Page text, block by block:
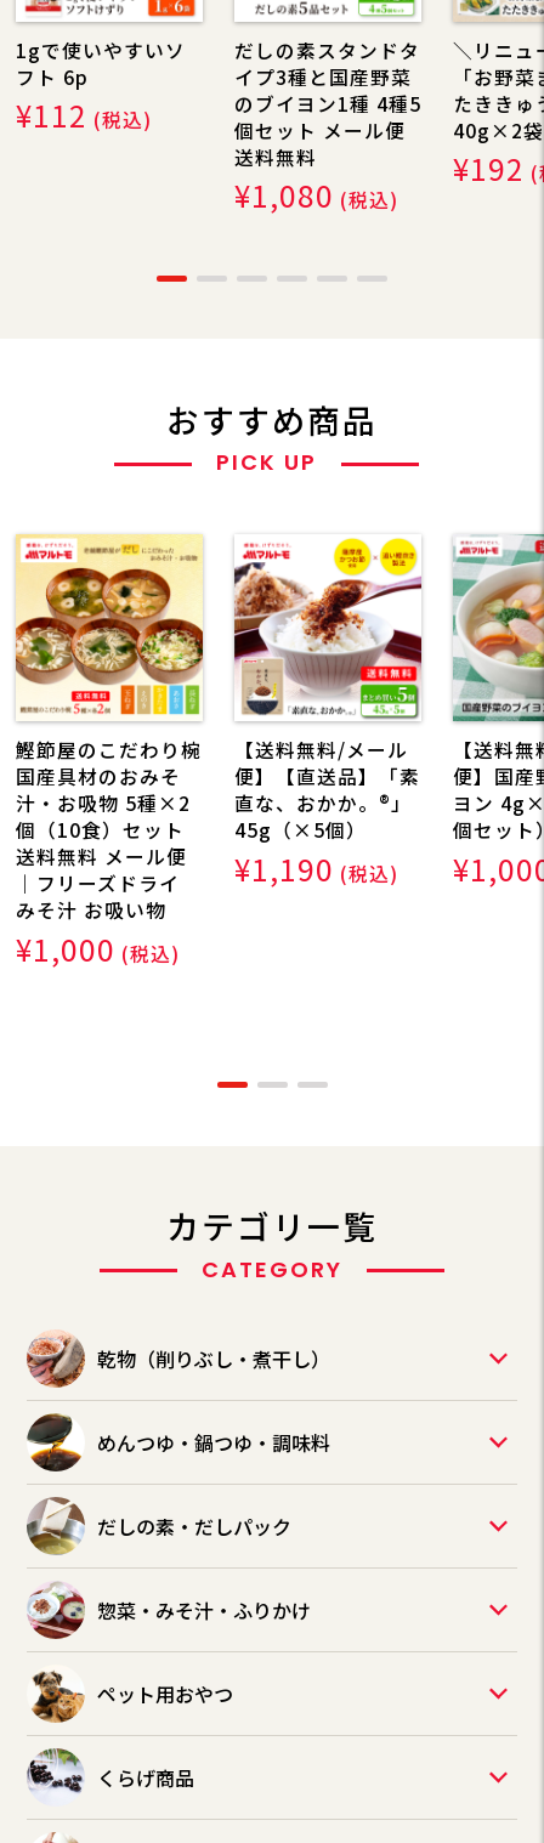
1gで使いやすいソ
フト 6p
¥112 (税込)
だしの素スタンドタ
イプ3種と国産野菜
のブイヨン1種 4種5
個セット メール便
送料無料
¥1,080 (税込)
＼リニュ
「お野
たききゅ
40g×2袋
¥192 (
おすすめ商品
PICK UP
鰹節屋のこだわり椀
国産具材のおみそ
汁・お吸物 5種×2
個（10食）セット
送料無料 メール便
｜フリーズドライ
みそ汁 お吸い物
¥1,000 (税込)
【送料無料/メール
便】【直送品】「素
直な、おかか。®」
45g（×5個）
¥1,190 (税込)
【送料
便】国産
ヨン
個セット
カテゴリ一覧
CATEGORY
乾物（削りぶし・煮干し）
めんつゆ・鍋つゆ・調味料
だしの素・だしパック
惣菜・みそ汁・ふりかけ
ペット用おやつ
くらげ商品